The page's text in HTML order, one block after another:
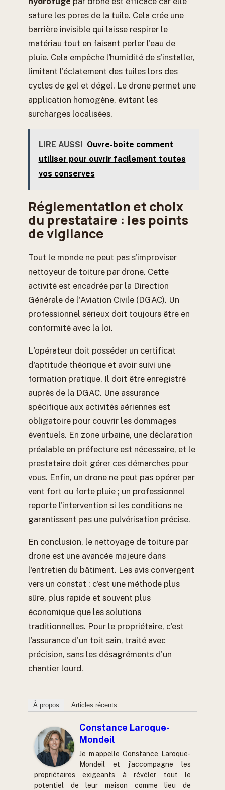
sature les pores de la tuile. Cela crée une
barrière invisible qui laisse respirer le
matériau tout en faisant perler l'eau de
pluie. Cela empêche l'humidité de s'installer,
limitant l'éclatement des tuiles lors des
cycles de gel et dégel. Le drone permet une
application homogène, évitant les
surcharges localisées.
LIRE AUSSI
Ouvre-boîte comment
utiliser pour ouvrir facilement toutes
vos conserves
Réglementation et choix
du prestataire : les points
de vigilance
Tout le monde ne peut pas s'improviser
nettoyeur de toiture par drone. Cette
activité est encadrée par la Direction
Générale de l'Aviation Civile (DGAC). Un
professionnel sérieux doit toujours être en
conformité avec la loi.
L'opérateur doit posséder un certificat
d'aptitude théorique et avoir suivi une
formation pratique. Il doit être enregistré
auprès de la DGAC. Une assurance
spécifique aux activités aériennes est
obligatoire pour couvrir les dommages
éventuels. En zone urbaine, une déclaration
préalable en préfecture est nécessaire, et le
prestataire doit gérer ces démarches pour
vous. Enfin, un drone ne peut pas opérer par
vent fort ou forte pluie ; un professionnel
reporte l'intervention si les conditions ne
garantissent pas une pulvérisation précise.
En conclusion, le nettoyage de toiture par
drone est une avancée majeure dans
l'entretien du bâtiment. Les avis convergent
vers un constat : c'est une méthode plus
sûre, plus rapide et souvent plus
économique que les solutions
traditionnelles. Pour le propriétaire, c'est
l'assurance d'un toit sain, traité avec
précision, sans les désagréments d'un
chantier lourd.
À propos Articles récents
Constance Laroque-
Mondeil
Je m’appelle Constance Laroque-
Mondeil et j’accompagne les
propriétaires exigeants à révéler tout le
potentiel de leur maison comme lieu de